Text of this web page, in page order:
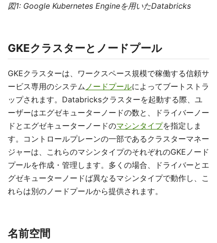
図1: Google Kubernetes Engineを用いたDatabricks
GKEクラスターとノードプール
GKEクラスターは、ワークスペース規模で稼働する信頼サ
ービス専用のシステム ノードプールによってブートストラ
ップされます。Databricksクラスターを起動する際、ユ
ーザーはエグゼキューターノードの数と、ドライバーノー
ドとエグゼキューターノードのマシンタイプを指定しま
す。コントロールプレーンの一部であるクラスターマネー
ジャーは、これらのマシンタイプのそれぞれのGKEノード
プールを作成・管理します。多くの場合、ドライバーとエ
グゼキューターノードば異なるマシンタイプで動作し、こ
れらは別のノードプールから提供されます。
名前空間